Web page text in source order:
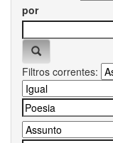
por
Filtros correntes: